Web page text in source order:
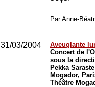
Par Anne-
31/03/2004
Aveuglante
Concert de
sous la
Pekka
Mogador,
Théâtre